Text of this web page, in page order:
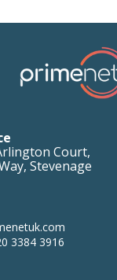
Court,
,Stevenage
3384 3916